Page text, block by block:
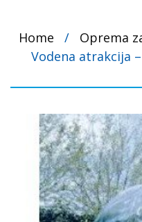
Home / Oprema
Vodena atrakcija